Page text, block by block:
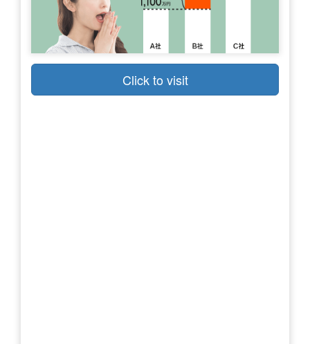
Click to visit